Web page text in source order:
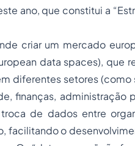
ano, que constitui a
criar um mercado
data spaces), que
diferentes setores (como
finanças, administração
de dados entre
facilitando o